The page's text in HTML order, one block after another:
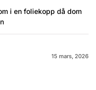
i en foliekopp då dom
15 mars, 2026